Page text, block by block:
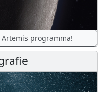
programma!